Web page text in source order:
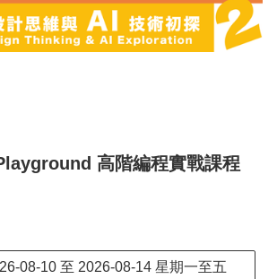
高階編程實戰課程
08-10 至 2026-08-14 星期一至五